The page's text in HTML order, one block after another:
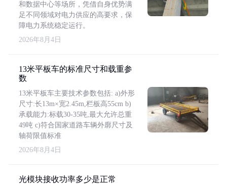
和数据中心等场所，凭借自身优势满
足不同领域对电力供应的高要求，保
障电力系统稳定运行。
2026年8月4日
13米平板车的标准尺寸和载重参
数
13米平板车主要技术参数包括: a)外形
尺寸:长13m×宽2.45m,栏板高55cm b)
承载能力:标载30-35吨,最大允许总重
49吨 c)符合国家道路车辆外廓尺寸及
轴荷限值标准
2026年8月4日
光模块接收功率多少是正常